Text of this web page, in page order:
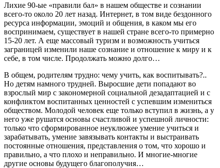
Лихие 90-ые «правили бал» в нашем обществе и сознании
всего-то около 20 лет назад. Интернет, в том виде бездонного
ресурса информации, эмоций и общения, в каком мы его
воспринимаем, существует в нашей стране всего-то примерно
15-20 лет. А еще массовый туризм и возможность учиться
заграницей изменили наше сознание и отношение к миру и к
себе, в том числе. Продолжать можно долго…
В общем, родителям трудно: чему учить, как воспитывать?..
Но детям намного трудней. Выросшие дети попадают во
взрослый мир с закономерной социальной дезадаптацией и с
конфликтом воспитанных ценностей с успевшим измениться
обществом. Молодой человек еще только вступил в жизнь, а у
него уже рушатся основы счастливой и успешной личности:
только что сформированное неуклюжее умение учиться и
зарабатывать, умение завязывать контакты и выстраивать
постоянные отношения, представления о том, что хорошо и
правильно, а что плохо и неправильно. И многие-многие
другие основы будущего благополучия…